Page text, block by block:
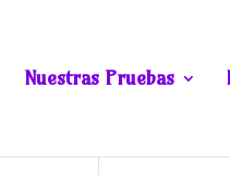
Nuestras Pruebas